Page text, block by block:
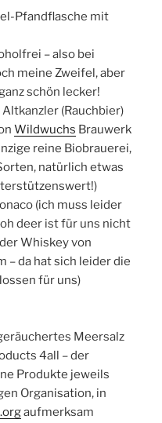
Pfandflasche mit
– also bei
meine Zweifel, aber
schön lecker!
(Rauchbier)
Wildwuchs Brauwerk
reine Biobrauerei,
natürlich etwas
(ich muss leider
deer ist für uns nicht
Whiskey von
– da hat sich leider die
für uns)
Meersalz
4all – der
Produkte jeweils
Organisation, in
aufmerksam